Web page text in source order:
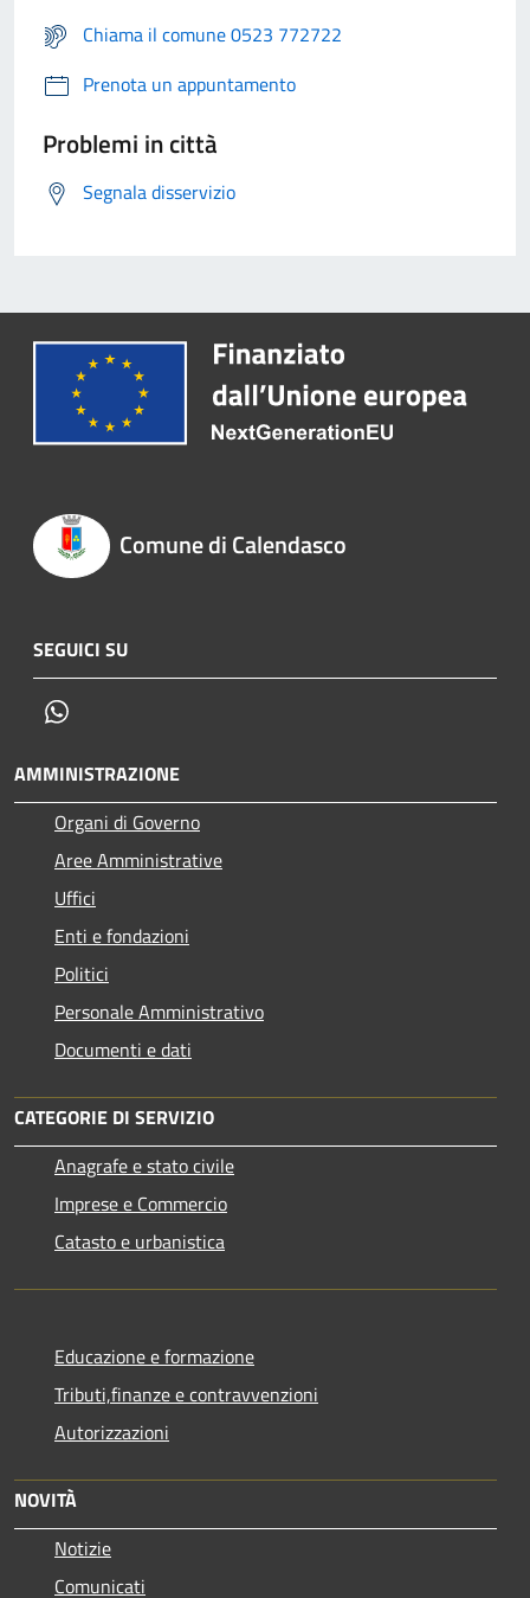
Chiama il comune 0523 772722
Prenota un appuntamento
Problemi in città
Segnala disservizio
Comune di Calendasco
SEGUICI SU
AMMINISTRAZIONE
Organi di Governo
Aree Amministrative
Uffici
Enti e fondazioni
Politici
Personale Amministrativo
Documenti e dati
CATEGORIE DI SERVIZIO
Anagrafe e stato civile
Imprese e Commercio
Catasto e urbanistica
Educazione e formazione
Tributi,finanze e contravvenzioni
Autorizzazioni
NOVITÀ
Notizie
Comunicati